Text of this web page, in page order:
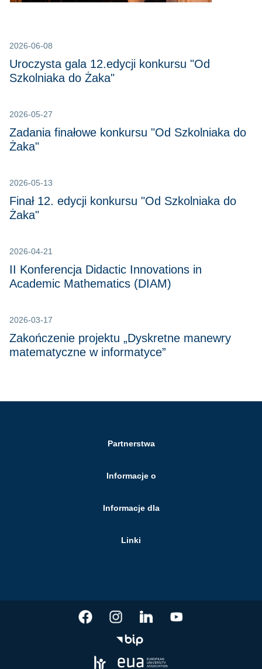
2026-06-08
Uroczysta gala 12.edycji konkursu "Od
Szkolniaka do Żaka"
2026-05-27
Zadania finałowe konkursu "Od Szkolniaka do
Żaka"
2026-05-13
Finał 12. edycji konkursu "Od Szkolniaka do
Żaka"
2026-04-21
II Konferencja Didactic Innovations in
Academic Mathematics (DIAM)
2026-03-17
Zakończenie projektu „Dyskretne manewry
matematyczne w informatyce”
Partnerstwa
Informacje o
Informacje dla
Linki